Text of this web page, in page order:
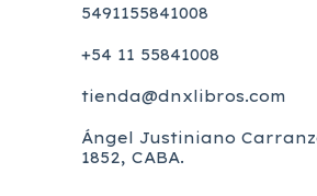
5491155841008
+54 11 55841008
tienda@dnxlibros.com
Ángel Justiniano
1852, CABA.